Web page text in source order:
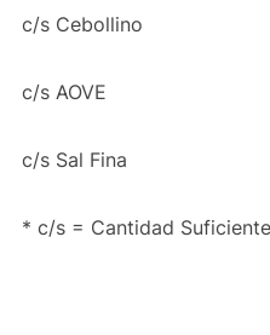
c/s Cebollino
c/s AOVE
c/s Sal Fina
* c/s = Cantidad Suficiente